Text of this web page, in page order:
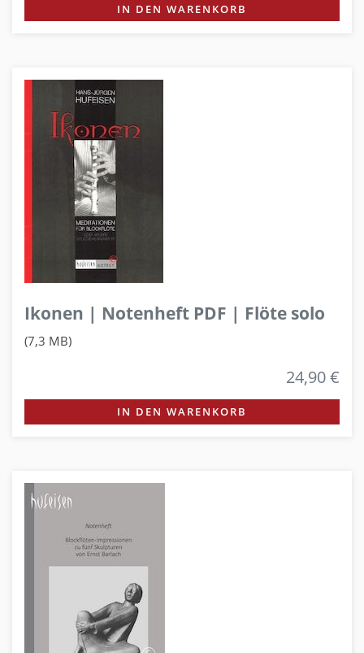
IN DEN WARENKORB
Ikonen | Notenheft PDF | Flöte solo
(7,3 MB)
24,90 €
IN DEN WARENKORB